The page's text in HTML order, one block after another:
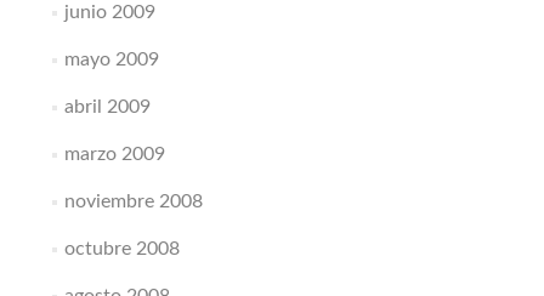
junio 2009
mayo 2009
abril 2009
marzo 2009
noviembre 2008
octubre 2008